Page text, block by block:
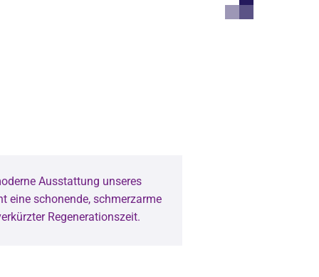
Ausstattung unseres
eine schonende, schmerzarme
Regenerationszeit.